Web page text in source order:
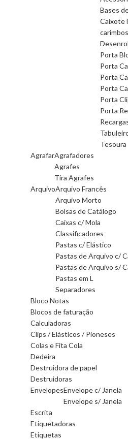
Bases
Caixote
carimbos
Porta
Porta
Porta
Porta
Porta
Porta
Tesoura
AgrafarAgrafadores
Agrafes
Tira Agrafes
ArquivoArquivo Francês
Arquivo Morto
Bolsas de Catálogo
Caixas c/ Mola
Classificadores
Pastas c/ Elástico
Pastas de Arquivo c/
Pastas de Arquivo s/
Pastas em L
Separadores
Bloco Notas
Blocos de faturação
Calculadoras
Clips / Elásticos / Pioneses
Colas e Fita Cola
Dedeira
Destruidora de papel
Destruidoras
EnvelopesEnvelope c/ Janela
Envelope s/ Janela
Escrita
Etiquetadoras
Etiquetas